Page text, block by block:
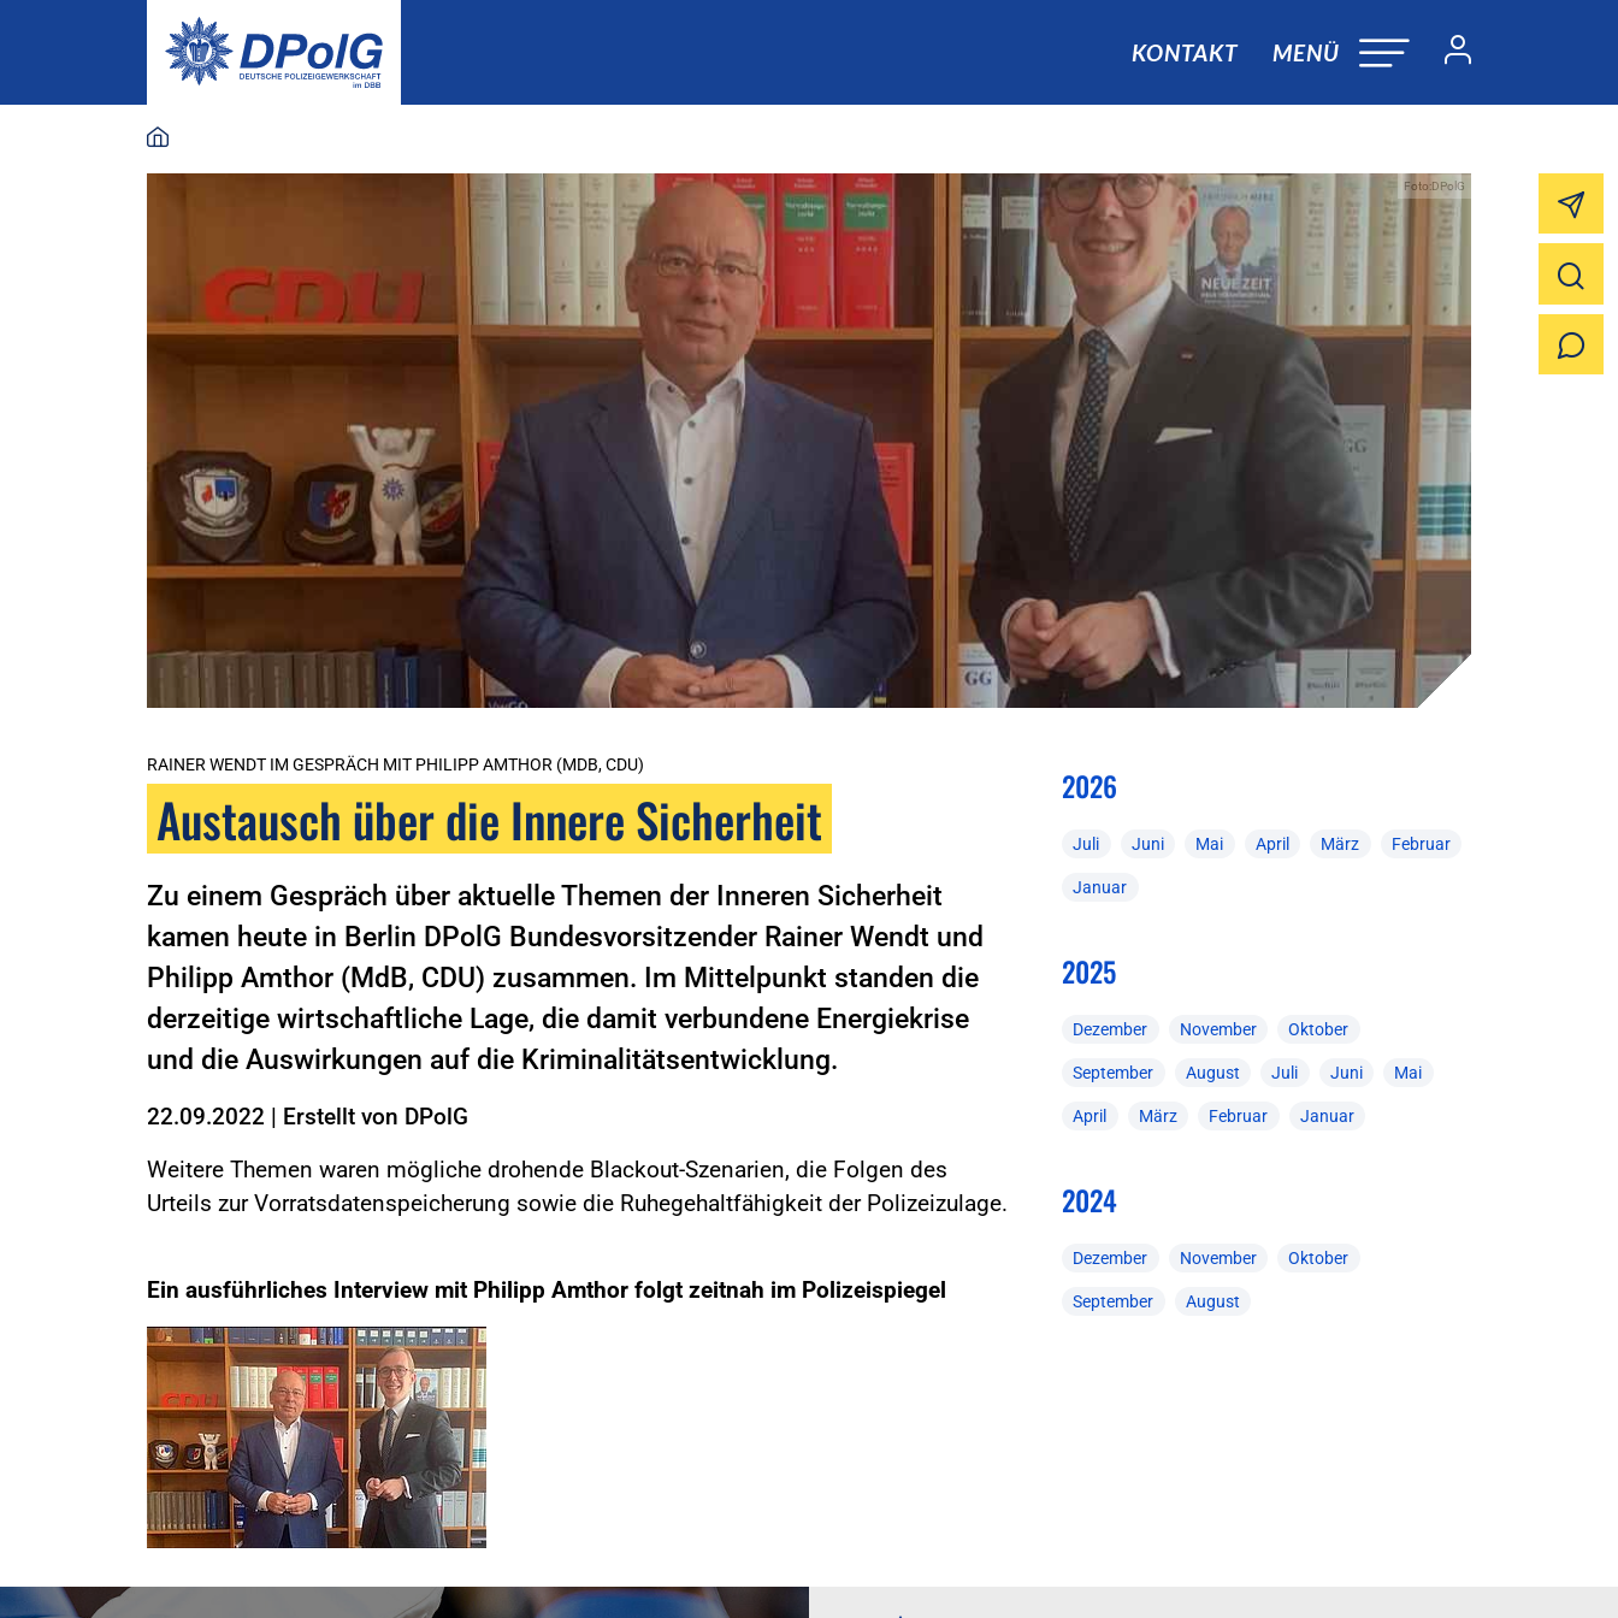
KONTAKT MENÜ
Foto:DPolG
RAINER WENDT IM GESPRÄCH MIT PHILIPP AMTHOR (MDB, CDU)
Austausch über die Innere Sicherheit
Zu einem Gespräch über aktuelle Themen der Inneren Sicherheit
kamen heute in Berlin DPolG Bundesvorsitzender Rainer Wendt und
Philipp Amthor (MdB, CDU) zusammen. Im Mittelpunkt standen die
derzeitige wirtschaftliche Lage, die damit verbundene Energiekrise
und die Auswirkungen auf die Kriminalitätsentwicklung.
22.09.2022 | Erstellt von DPolG
Weitere Themen waren mögliche drohende Blackout-Szenarien, die Folgen des
Urteils zur Vorratsdatenspeicherung sowie die Ruhegehaltfähigkeit der Polizeizulage.
Ein ausführliches Interview mit Philipp Amthor folgt zeitnah im Polizeispiegel
2026
Juli Juni Mai April März Februar
Januar
2025
Dezember November Oktober
September August Juli Juni Mai
April März Februar Januar
2024
Dezember November Oktober
September August